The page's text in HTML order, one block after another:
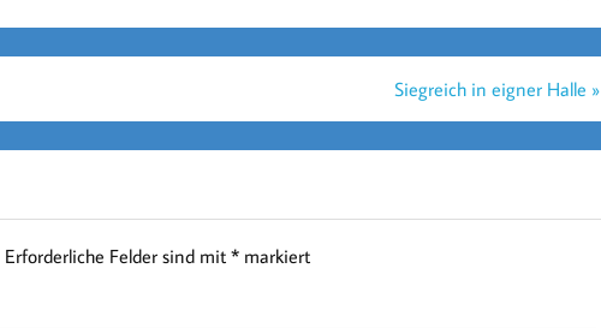
Siegreich in eigner Halle »
Erforderliche Felder sind mit *markiert